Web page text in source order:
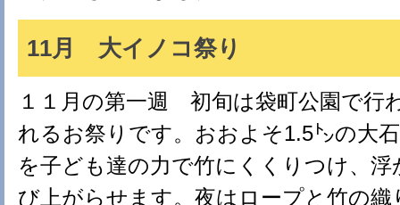
11月 大イノコ祭り
１１月の第一週 初旬は袋町公園で行
れるお祭りです。おおよそ1.5㌧の大石
を子ども達の力で竹にくくりつけ、浮
び上がらせます。夜はロープと竹の織